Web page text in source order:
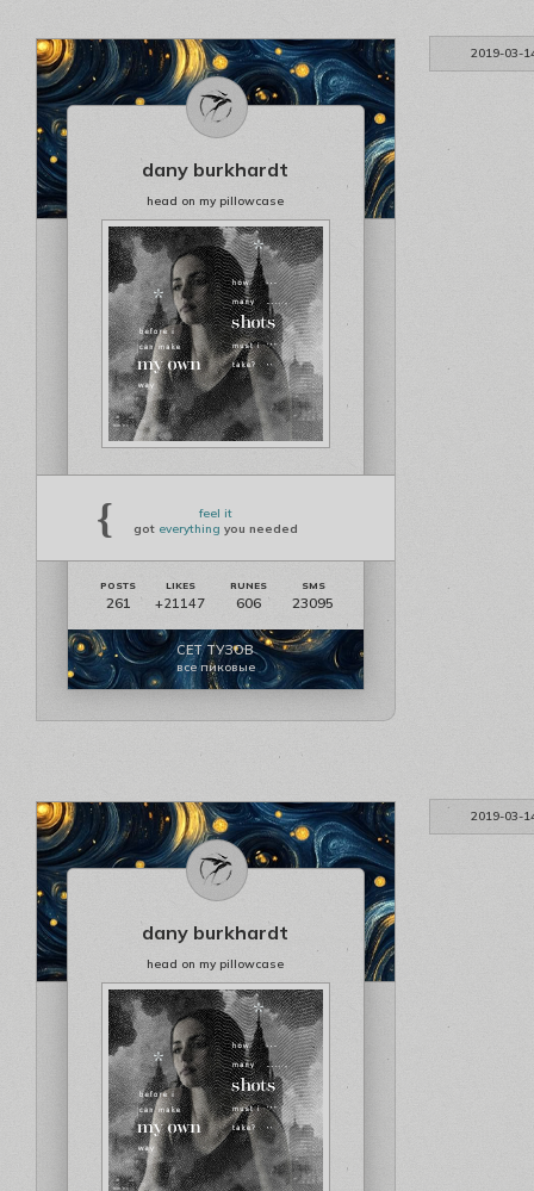
2019-03-
dany burkhardt
head on my pillowcase
{
feel it
got everything you needed
261 +21147 606 23095
СЕТ ТУЗОВ
все пиковые
2019-03-
dany burkhardt
head on my pillowcase